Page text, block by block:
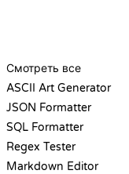
Смотреть все
ASCII Art Generator
JSON Formatter
SQL Formatter
Regex Tester
Markdown Editor